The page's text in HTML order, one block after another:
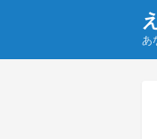
あ